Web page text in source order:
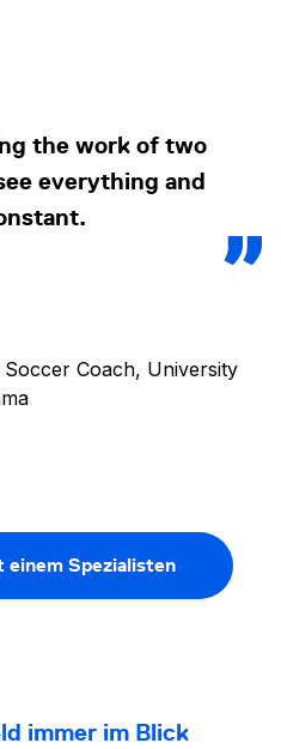
the work of two
everything and
Soccer Coach, University
einem Spezialisten
immer im Blick